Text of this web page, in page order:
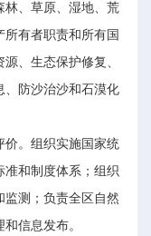
林、草原、湿地、荒
有者职责和所有国
、生态保护修复、
、防沙治沙和石漠化
价。组织实施国家统
准和制度体系；组织
监测；负责全区自然
信息发布。